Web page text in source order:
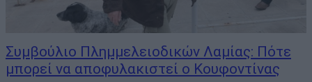
Συμβούλιο Πλημμελειοδικών Λαμίας: Πότε
μπορεί να αποφυλακιστεί ο Κουφοντίνας